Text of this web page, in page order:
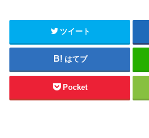
ツイート
はてブ
Pocket